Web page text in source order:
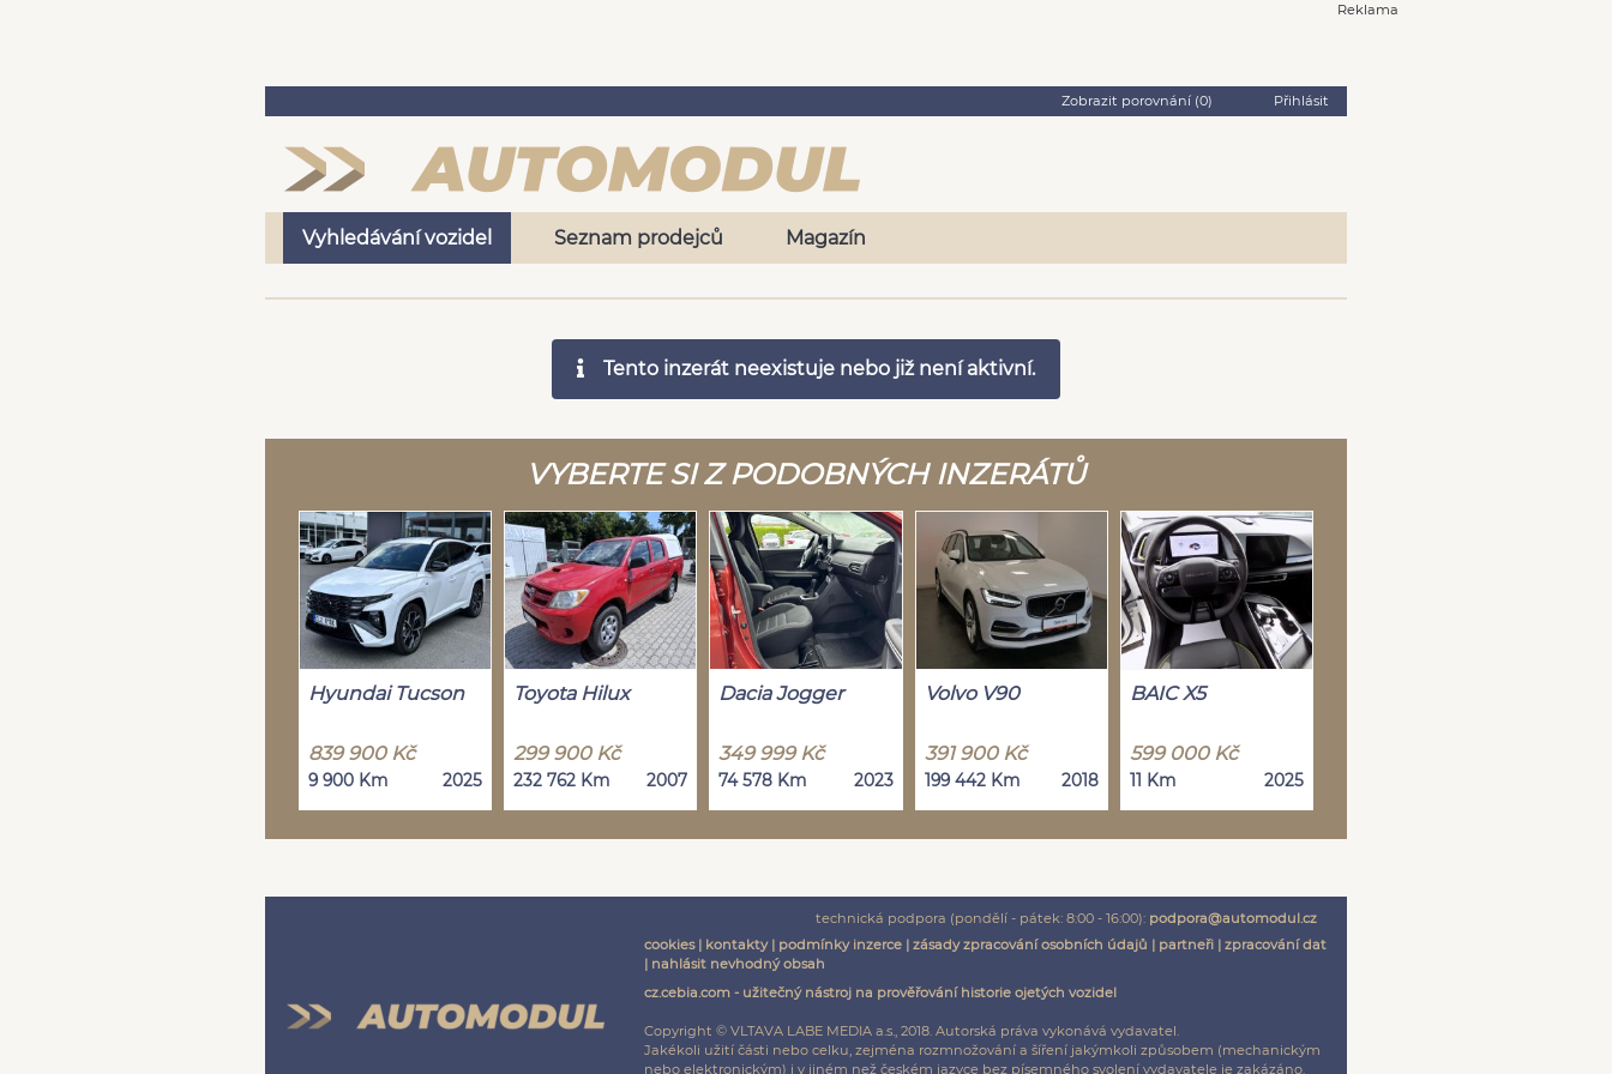
Reklama
Zobrazit porovnání (0) Přihlásit
Vyhledávání vozidel Seznam prodejců Magazín
Tento inzerát neexistuje nebo již není aktivní.
VYBERTE SI Z PODOBNÝCH INZERÁTŮ
Hyundai Tucson
839 900 Kč
9 900 Km 2025
Toyota Hilux
299 900 Kč
232 762 Km 2007
Dacia Jogger
349 999 Kč
74 578 Km 2023
Volvo V90
391 900 Kč
199 442 Km 2018
BAIC X5
599 000 Kč
11 Km 2025
technická podpora (pondělí - pátek: 8:00 - 16:00): podpora@automodul.cz
cookies| kontakty| podmínky inzerce| zásady zpracování osobních údajů | partneři| zpracování dat
| nahlásit nevhodný obsah
cz.cebia.com - užitečný nástroj na prověřování historie ojetých vozidel
Copyright © VLTAVA LABE MEDIA a.s., 2018. Autorská práva vykonává vydavatel.
Jakékoli užití části nebo celku, zejména rozmnožování a šíření jakýmkoli způsobem (mechanickým
nebo elektronickým) i v jiném než českém jazyce bez písemného svolení vydavatele je zakázáno.